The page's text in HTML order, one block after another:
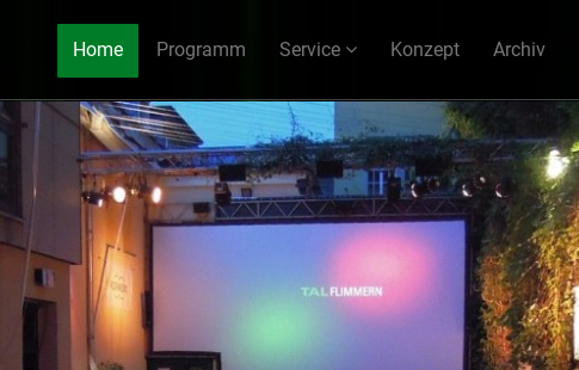
Home Programm Service Konzept Archiv